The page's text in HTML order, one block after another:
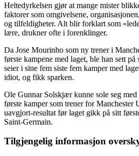
Heltedyrkelsen gjør at mange mister
faktorer som omgivelsene,
og tilfeldigheter. Alt blir forklart som
lære, drukner ofte i forenklinger.
Da Jose Mourinho som ny trener i
første kampene med laget, ble han sett
seier i sine fem siste fem kamper med
idiot, og fikk sparken.
Ole Gunnar Solskjær kunne sole seg med
første kamper som trener for Manchester
uavgjort-resultat før laget gikk på sitt
Saint-Germain.
Tilgjengelig informasjon